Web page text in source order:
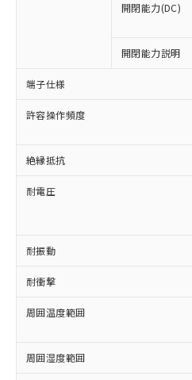
開閉能力(DC)
開閉能力説明
端子仕様
許容操作頻度
絶縁抵抗
耐電圧
耐振動
耐衝撃
周囲温度範囲
周囲湿度範囲
以下の条件をお読みい
ご利用ください。
本サービスは、
商品の当社在庫状
(税抜)を提供させ
当社制御機器事
本サービスの対
ことをご了承くだ
在庫状況および
記載している更新
タに基づき作成
覧された時点で
準価格とは異なる
正式な納期状況
様のお取引先、
ムロン制御機器
オムロン制御機
対応予定なし：EU
非含有に非対応の商品
調査・確認中：EU
非含有の対応状況を調
商品です。
非該当品：ライセンス
害物質有無と関係のな
仕入先様の事情により
いたものが、含有品と
むを得ず変更すること
鉛(Pb) 1000ppm以下、 水銀
六価クロム(Cr(Ⅵ)) 1000ppm
類(PBB) 1000ppm以下、ポリ
ルベンジル（BBP） 1000ppm
（DBP） 1000ppm以下、フ
但し、RoHS指令で産業用監視
適用除外項目は除く。
フタル酸エステル類の４物質
「○」：最大均質材料
基準値以下であること
「×」：最大均質材料
基準値を超えているこ
「－」：未確認です。
*中国RoHS10物質の基準値
Pb(鉛) :1000ppm、 Hg(水銀)
Cr(Ⅵ)(六価クロム) : 1000ppm
ニル類) : 1000ppm、 PBDEs(
ル類) : 1000ppm、
DBP(フタル酸ジブチル) :
イソブチル) : 1000ppm、
DEHP(フタル酸ビス(2-エチル
当社は、これら
為替および外国
（以下｢規制貨物
または国外への
国政府の輸出許
可)を取得するな
当社は規制貨物
全に破砕するな
いよう必要な手段
当社は貴社製品
ル、化学兵器、
一定数以上の
一定数には
在庫なし(最